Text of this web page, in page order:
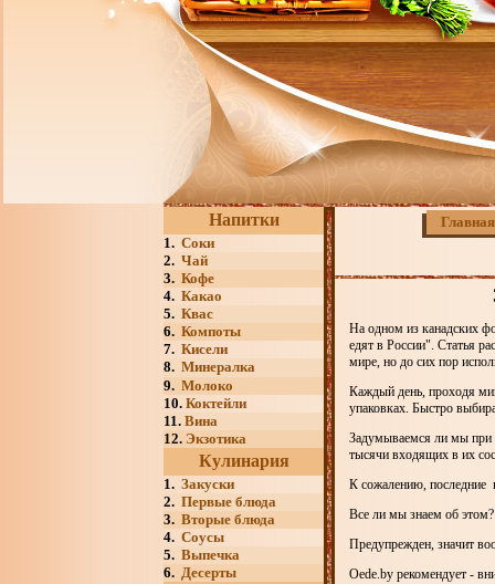
Напитки
1. Соки
2. Чай
3. Кофе
4. Какао
5. Квас
6. Компоты
7. Кисели
8. Минералка
9. Молоко
10. Коктейли
11. Вина
12. Экзотика
Кулинария
1. Закуски
2. Первые блюда
3. Вторые блюда
4. Соусы
5. Выпечка
6. Десерты
Главная
На одном из канадских
едят в России". Статья
мире, но до сих пор
Каждый день, проходя
упаковках. Быстро
Задумываемся ли мы при
тысячи входящих в их
К сожалению, последние
Все ли мы знаем об этом?
Предупрежден, значит
Oede.by рекомендует -